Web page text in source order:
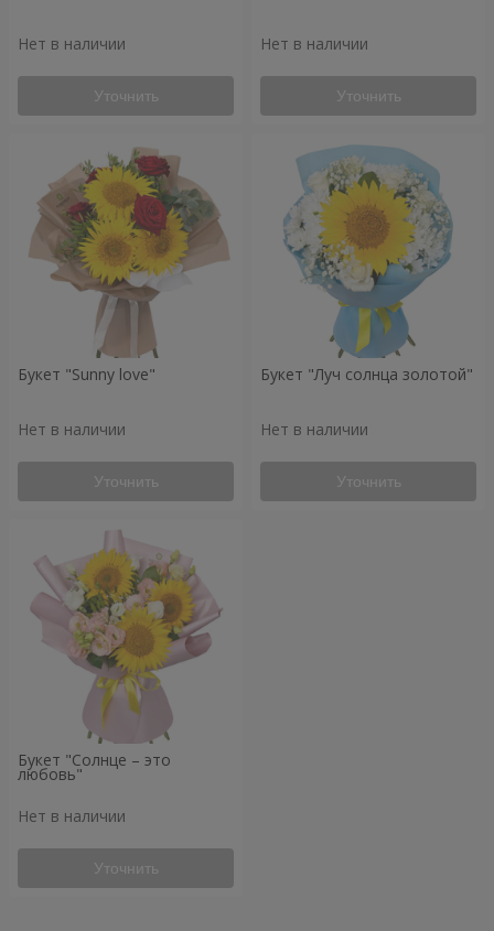
Нет в наличии
Уточнить
Нет в наличии
Уточнить
Букет "Sunny love"
Нет в наличии
Уточнить
Букет "Луч солнца золотой"
Нет в наличии
Уточнить
Букет "Солнце – это
любовь"
Нет в наличии
Уточнить